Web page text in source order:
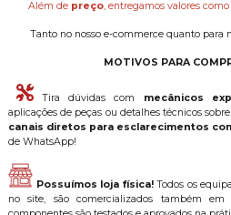
Além de preço, entregamos valores
Tanto no nosso e-commerce quanto para
MOTIVOS PARA
Tira dúvidas com mecânicos
aplicações de peças ou detalhes técnicos
canais diretos para esclarecimentos
de WhatsApp!
Possuímos loja física!Todos os
no site, são comercializados também